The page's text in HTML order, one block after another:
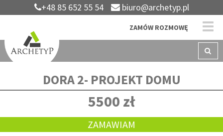
+48 85 652 55 54 biuro@archetyp.pl
ZAMÓW ROZMOWĘ
DORA 2- PROJEKT DOMU
5500 zł
ZAMAWIAM